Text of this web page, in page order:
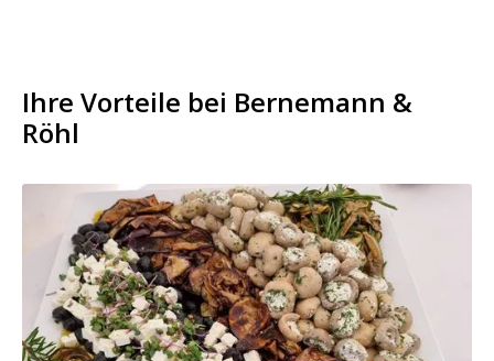
Ihre Vorteile bei Bernemann &
Röhl